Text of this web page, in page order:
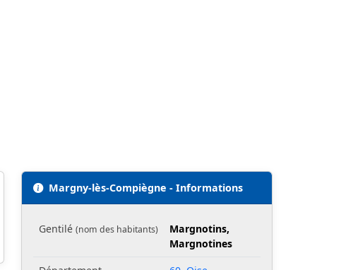
Margny-lès-Compiègne - Informations
Gentilé (nom des habitants)
Margnotins,
Margnotines